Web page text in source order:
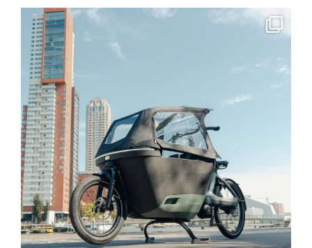
Time to make your Lovens Explorer shine again.☀️
42